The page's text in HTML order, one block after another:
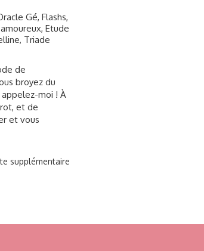
Gé, Flashs,
Etude
Triade
de
broyez du
moi ! À
et de
et vous
supplémentaire